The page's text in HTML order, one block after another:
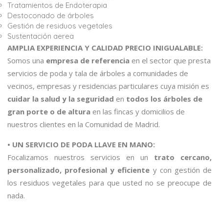
Tratamientos de Endoterapia
Destoconado de árboles
Gestión de residuos vegetales
Sustentación aerea
AMPLIA EXPERIENCIA Y CALIDAD PRECIO INIGUALABLE:
Somos una empresa de referencia en el sector que presta
servicios de poda y tala de árboles a comunidades de
vecinos, empresas y residencias particulares cuya misión es
cuidar la salud y la seguridad en todos los árboles de
gran porte o de altura en las fincas y domicilios de
nuestros clientes en la Comunidad de Madrid.
• UN SERVICIO DE PODA LLAVE EN MANO:
Focalizamos nuestros servicios en un trato cercano,
personalizado, profesional y eficiente y con gestión de
los residuos vegetales para que usted no se preocupe de
nada.